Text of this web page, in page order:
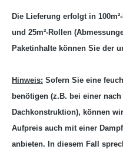
Die Lieferung erfolgt in
und 25m²-Rollen
Paketinhalte können Sie der
Hinweis: Sofern Sie eine
benötigen (z.B. bei einer
Dachkonstruktion), können
Aufpreis auch mit einer
anbieten. In diesem Fall